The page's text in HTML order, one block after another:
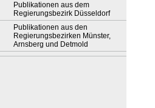
Publikationen aus dem
Regierungsbezirk Düsseldorf
Publikationen aus den
Regierungsbezirken Münster,
Arnsberg und Detmold